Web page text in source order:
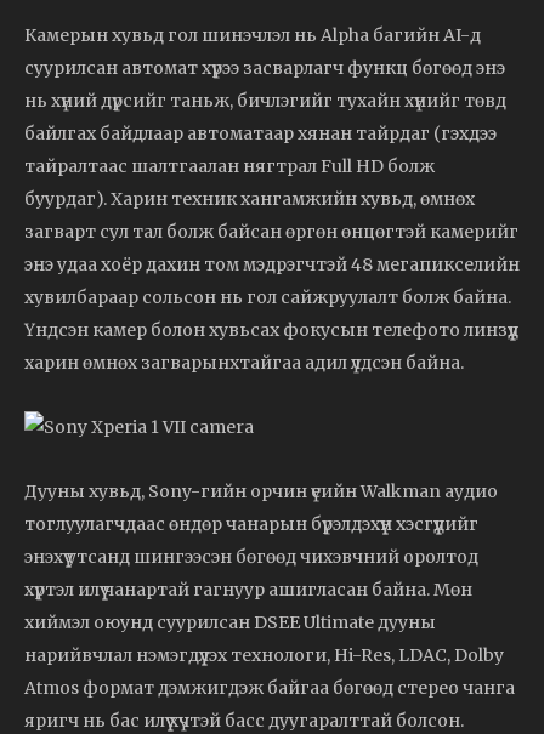
Камерынхувьд гол шинэчлэл нь Alpha багийнAI-д
суурилсан автоматхүрээ засварлагч функц бөгөөдэнэ
нь хүнийдүрсийг таньж, бичлэгийг тухайнхүнийг төвд
байлгах байдлаар автоматаархянан тайрдаг (гэхдээ
тайралтаас шалтгаалан нягтрал Full HD болж
буурдаг).Харин техникхангамжийнхувьд,өмнөх
загварт сул тал болж байсанөргөнөнцөгтэй камерийг
энэудаахоёрдахин томмэдрэгчтэй48мегапикселийн
хувилбараар сольсон нь гол сайжруулалт болж байна.
Үндсэн камер болонхувьсах фокусын телефото линзүүд
харинөмнөх загварынхтайгаа адилүлдсэн байна.
Дууны хувьд, Sony-гийн орчинүеийнWalkman аудио
тоглуулагчдаас өндөрчанарын бүрэлдэхүүнхэсгүүдийг
энэхүүутсанд шингээсэн бөгөөдчихэвчний оролтод
хүртэл илүүчанартай гагнуур ашигласан байна.Мөн
хиймэл оюунд суурилсан DSEEUltimateдууны
нарийвчлал нэмэгдүүлэх технологи, Hi-Res, LDAC, Dolby
Atmos форматдэмжигдэж байгаа бөгөөд стерео чанга
яригч нь бас илүүхүчтэй басс дуугаралттай болсон.